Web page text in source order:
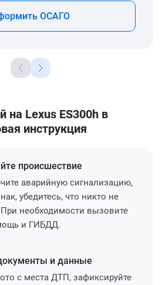
ОСАГО
на Lexus ES300h в
инструкция
происшествие
аварийную сигнализацию,
убедитесь, что никто не
необходимости вызовите
и ГИБДД.
и данные
с места ДТП, зафиксируйте